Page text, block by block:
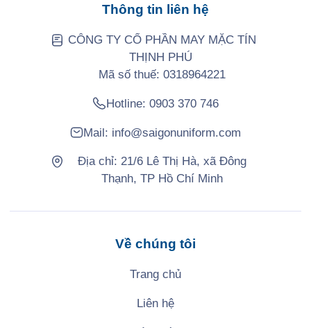
Thông tin liên hệ
CÔNG TY CỔ PHẦN MAY MẶC TÍN
THỊNH PHÚ
Mã số thuế: 0318964221
Hotline: 0903 370 746
Mail: info@saigonuniform.com
Địa chỉ: 21/6 Lê Thị Hà, xã Đông
Thạnh, TP Hồ Chí Minh
Về chúng tôi
Trang chủ
Liên hệ